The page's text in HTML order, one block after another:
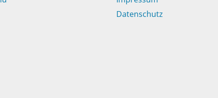
Datenschutz